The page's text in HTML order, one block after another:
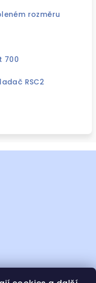
rozměru
700
RSC2